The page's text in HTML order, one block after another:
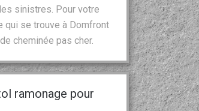
sinistres. Pour votre
qui se trouve à Domfront
cheminée pas cher.
ramonage pour